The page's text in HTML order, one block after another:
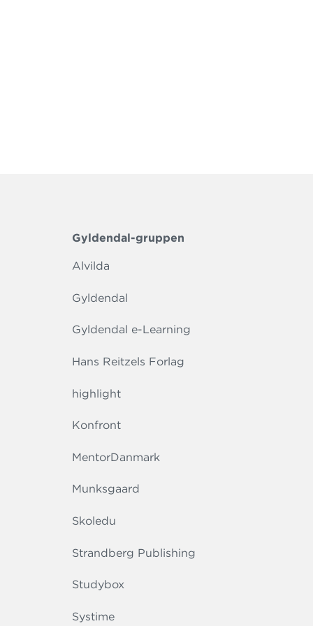
Gyldendal-gruppen
Alvilda
Gyldendal
Gyldendal e-Learning
Hans Reitzels Forlag
highlight
Konfront
MentorDanmark
Munksgaard
Skoledu
Strandberg Publishing
Studybox
Systime